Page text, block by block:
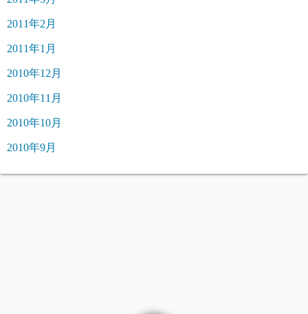
2011年2月
2011年1月
2010年12月
2010年11月
2010年10月
2010年9月